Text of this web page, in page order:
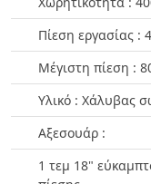
Πίεση εργασίας :
Μέγιστη πίεση :
Υλικό : Χάλυβας
Αξεσουάρ :
1 τεμ 18"